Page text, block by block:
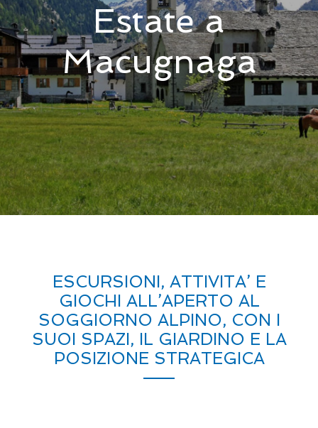
Estate a
Macugnaga
ESCURSIONI, ATTIVITA’ E
GIOCHI ALL’APERTO AL
SOGGIORNO ALPINO, CON I
SUOI SPAZI, IL GIARDINO E LA
POSIZIONE STRATEGICA